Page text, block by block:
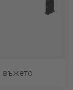
въжето